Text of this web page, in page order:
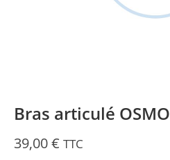
Bras articulé OSMO
39,00€ TTC